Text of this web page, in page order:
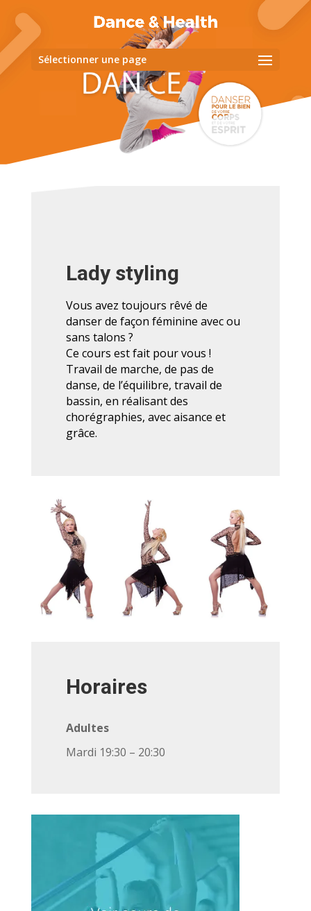
Sélectionner une page
Lady styling
Vous avez toujours rêvé de
danser de façon féminine avec ou
sans talons ?
Ce cours est fait pour vous !
Travail de marche, de pas de
danse, de l’équilibre, travail de
bassin, en réalisant des
chorégraphies, avec aisance et
grâce.
Horaires
Adultes
Mardi 19:30 – 20:30